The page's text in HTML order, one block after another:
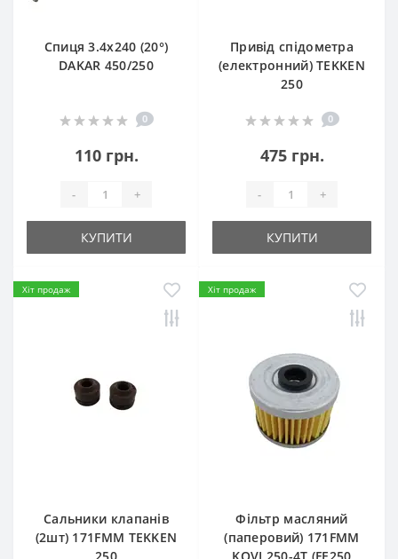
Спиця 3.4х240 (20°)
DAKAR 450/250
0
110 грн.
- +
КУПИТИ
Привід спідометра
(електронний) TEKKEN
250
0
475 грн.
- +
КУПИТИ
Хіт продаж
Сальники клапанів
(2шт) 171FMM TEKKEN
Хіт продаж
Фільтр масляний
(паперовий) 171FMM